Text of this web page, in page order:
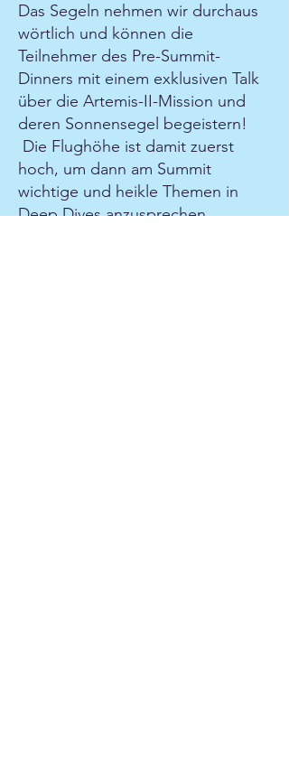
Das Segeln nehmen wir durchaus
wörtlich und können die
Teilnehmer des Pre-Summit-
Dinners mit einem exklusiven Talk
über die Artemis-II-Mission und
deren Sonnensegel begeistern!
Die Flughöhe ist damit zuerst
hoch, um dann am Summit
wichtige und heikle Themen in
Deep Dives anzusprechen.